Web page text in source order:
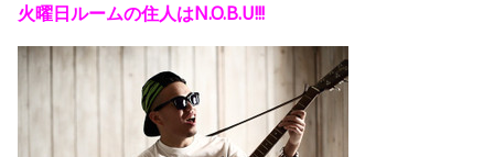
火曜日ルームの住人はN.O.B.U!!!